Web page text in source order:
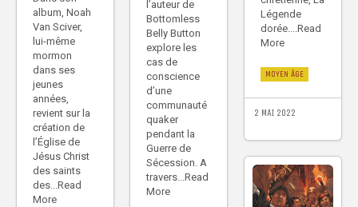
album, Noah
Van Sciver,
lui-même
mormon
dans ses
jeunes
années,
revient sur la
création de
l’Église de
Jésus Christ
des saints
des...Read
More
l’auteur de
Bottomless
Belly Button
explore les
cas de
conscience
d’une
communauté
quaker
pendant la
Guerre de
Sécession. A
travers...Read
More
Légende
dorée....Read
More
MOYEN ÂGE
2 MAI 2022